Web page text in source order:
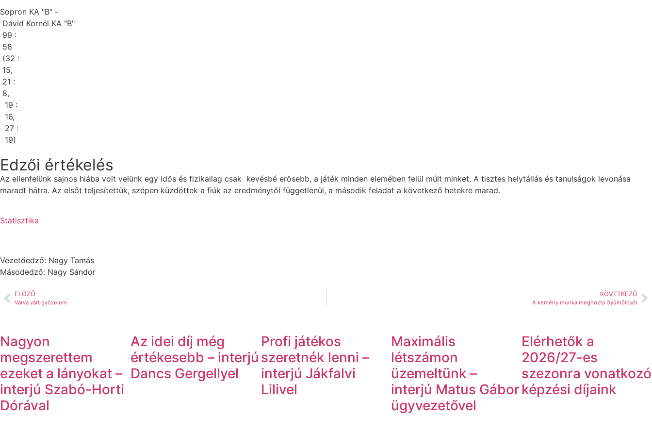
Sopron KA "B" -
Dávid Kornél KA "B"
99 :
58
(32 :
15,
21 :
8,
19 :
16,
27 :
19)
Edzői értékelés
Az ellenfelünk sajnos hiába volt velünk egy idős és fizikailag csak kevésbé erősebb, a játék minden elemében felül múlt minket. A tisztes helytállás és tanulságok levonása
maradt hátra. Az elsőt teljesítettük, szépen küzdöttek a fiúk az eredménytől függetlenül, a második feladat a következő hetekre marad.
Statisztika
Vezetőedző: Nagy Tamás
Másodedző: Nagy Sándor
ELŐZŐ
Várva várt győzelem
KÖVETKEZŐ
A kemény munka meghozta Gyümölcsét
Nagyon
megszerettem
ezeket a lányokat –
interjú Szabó-Horti
Dórával
Az idei díj még
értékesebb – interjú
Dancs Gergellyel
Profi játékos
szeretnék lenni –
interjú Jákfalvi
Lilivel
Maximális
létszámon
üzemeltünk –
interjú Matus Gábor
ügyvezetővel
Elérhetők a
2026/27-es
szezonra vonatkozó
képzési díjaink